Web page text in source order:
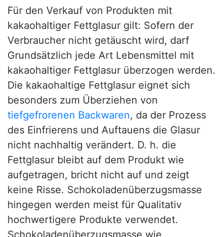
Für den Verkauf von Produkten mit
kakaohaltiger Fettglasur gilt: Sofern der
Verbraucher nicht getäuscht wird, darf
Grundsätzlich jede Art Lebensmittel mit
kakaohaltiger Fettglasur überzogen werden.
Die kakaohaltige Fettglasur eignet sich
besonders zum Überziehen von
tiefgefrorenen Backwaren, da der Prozess
des Einfrierens und Auftauens die Glasur
nicht nachhaltig verändert. D. h. die
Fettglasur bleibt auf dem Produkt wie
aufgetragen, bricht nicht auf und zeigt
keine Risse. Schokoladenüberzugsmasse
hingegen werden meist für Qualitativ
hochwertigere Produkte verwendet.
Schokoladenüberzugsmasse wie